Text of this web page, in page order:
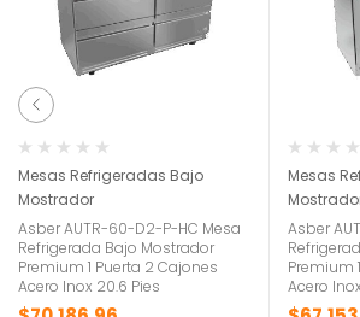
Mesas Refrigeradas Bajo
Mostrador
Asber AUTR-60-D2-P-HC Mesa
Refrigerada Bajo Mostrador
Premium 1 Puerta 2 Cajones
Acero Inox 20.6 Pies
Mesas
Asber
Premium
Acero